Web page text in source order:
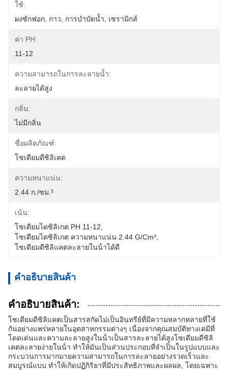
ใช้:
ผงซักฟอก, กาว, การบำบัดน้ำ, เซรามิกส์
ค่า PH:
11-12
ความสามารถในการละลายน้ำ:
ละลายได้สูง
กลิ่น:
ไม่มีกลิ่น
ชื่อผลิตภัณฑ์:
โซเดียมดีซิลิเคต
ความหนาแน่น:
2.44 ก./ซม.³
เน้น:
โซเดียมไดซิลิเกต PH 11-12
โซเดียมไดซิลิเกต ความหนาแน่น 2.44 G/cm³
โซเดียมดีซิลิแคตละลายในน้ําได้ดี
คําอธิบายสินค้า
คําอธิบายสินค้า:
โซเดียมดีซิลิแคตเป็นสารสกัดไม่เป็นอินทรีย์ที่มีความหลากหลายที่ใช้
กันอย่างแพร่หลายในอุตสาหกรรมต่างๆ เนื่องจากคุณสมบัติทางเคมีที่
โดดเด่นและความละลายสูงในน้ําเป็นสารละลายได้สูงโซเดียมดีซิลิ
เคตละลายง่ายในน้ํา ทําให้มันเป็นส่วนประกอบที่จําเป็นในรูปแบบและ
กระบวนการมากมายความสามารถในการละลายอย่างรวดเร็วและ
สมบูรณ์แบบ ทําให้เกิดปฏิกิริยาที่มีประสิทธิภาพและผลผล, โดยเฉพาะ